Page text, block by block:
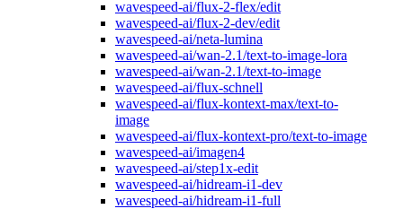
wavespeed-ai/flux-2-flex/edit
wavespeed-ai/flux-2-dev/edit
wavespeed-ai/neta-lumina
wavespeed-ai/wan-2.1/text-to-image-lora
wavespeed-ai/wan-2.1/text-to-image
wavespeed-ai/flux-schnell
wavespeed-ai/flux-kontext-max/text-to-
image
wavespeed-ai/flux-kontext-pro/text-to-image
wavespeed-ai/imagen4
wavespeed-ai/step1x-edit
wavespeed-ai/hidream-i1-dev
wavespeed-ai/hidream-i1-full